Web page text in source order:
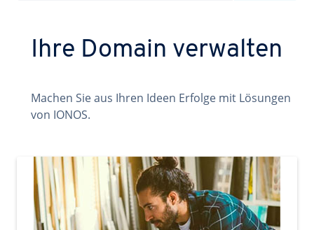
Ihre Domain verwalten
Machen Sie aus Ihren Ideen Erfolge mit Lösungen
von IONOS.